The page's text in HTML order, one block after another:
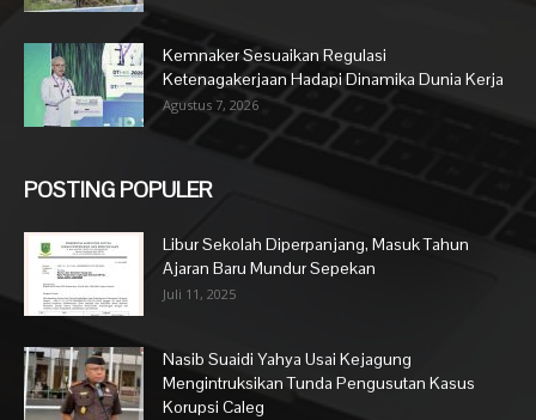
Kemnaker Sesuaikan Regulasi
Ketenagakerjaan Hadapi Dinamika Dunia Kerja
Agustus 7, 2026
POSTING POPULER
Libur Sekolah Diperpanjang, Masuk Tahun
Ajaran Baru Mundur Sepekan
Juli 11, 2025
Nasib Suaidi Yahya Usai Kejagung
Mengintruksikan Tunda Pengusutan Kasus
Korupsi Caleg